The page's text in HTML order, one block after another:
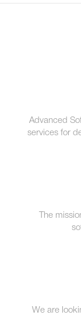
Advanced
services for
The
We are